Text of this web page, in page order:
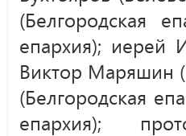
(Белгородская
епархия); иерей
Виктор Маряшин
(Белгородская
епархия);